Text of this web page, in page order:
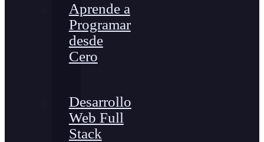
Aprende a
Programar
desde
Cero
Desarrollo
Web Full
Stack